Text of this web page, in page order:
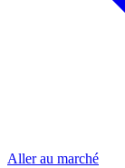
Aller au marché